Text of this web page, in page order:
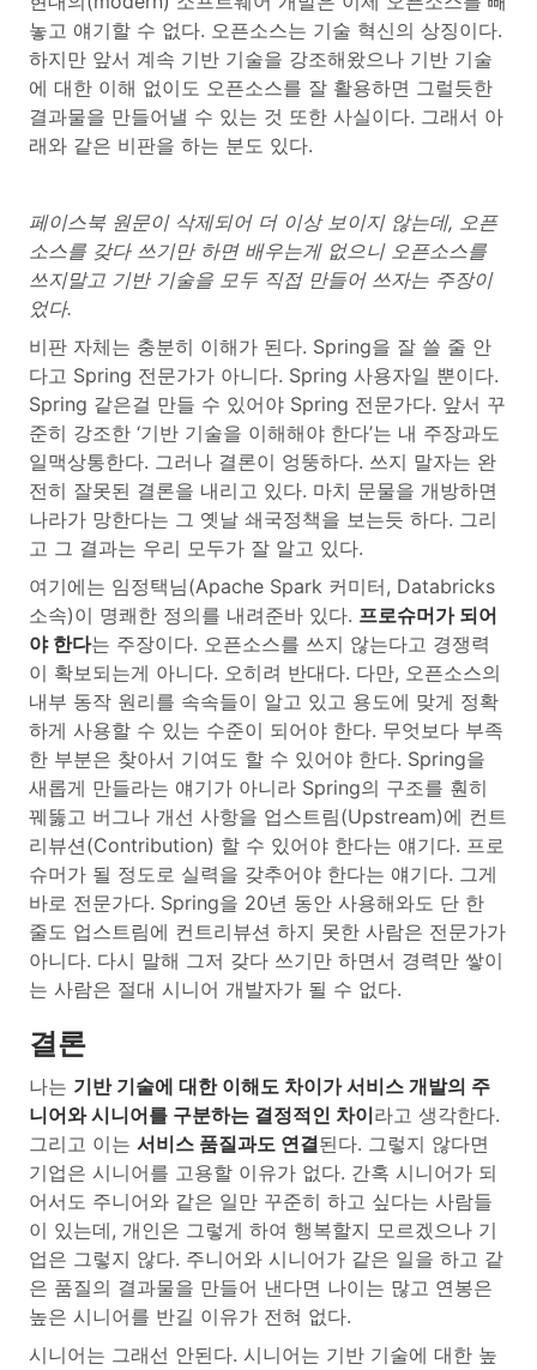
놓고 얘기할 수 없다. 오픈소스는 기술 혁신의 상징이다.
하지만 앞서 계속 기반 기술을 강조해왔으나 기반 기술
에 대한 이해 없이도 오픈소스를 잘 활용하면 그럴듯한
결과물을 만들어낼 수 있는 것 또한 사실이다. 그래서 아
래와 같은 비판을 하는 분도 있다.
페이스북 원문이 삭제되어 더 이상 보이지 않는데, 오픈
소스를 갖다 쓰기만 하면 배우는게 없으니 오픈소스를
쓰지말고 기반 기술을 모두 직접 만들어 쓰자는 주장이
었다.
비판 자체는 충분히 이해가 된다. Spring을 잘 쓸 줄 안
다고 Spring 전문가가 아니다. Spring 사용자일 뿐이다.
Spring 같은걸 만들 수 있어야 Spring 전문가다. 앞서 꾸
준히 강조한 ‘기반 기술을 이해해야 한다’는 내 주장과도
일맥상통한다. 그러나 결론이 엉뚱하다. 쓰지 말자는 완
전히 잘못된 결론을 내리고 있다. 마치 문물을 개방하면
나라가 망한다는 그 옛날 쇄국정책을 보는듯 하다. 그리
고 그 결과는 우리 모두가 잘 알고 있다.
여기에는 임정택님(Apache Spark 커미터, Databricks
소속)이 명쾌한 정의를 내려준바 있다. 프로슈머가 되어
야 한다는 주장이다. 오픈소스를 쓰지 않는다고 경쟁력
이 확보되는게 아니다. 오히려 반대다. 다만, 오픈소스의
내부 동작 원리를 속속들이 알고 있고 용도에 맞게 정확
하게 사용할 수 있는 수준이 되어야 한다. 무엇보다 부족
한 부분은 찾아서 기여도 할 수 있어야 한다. Spring을
새롭게 만들라는 얘기가 아니라 Spring의 구조를 훤히
꿰뚫고 버그나 개선 사항을 업스트림(Upstream)에 컨트
리뷰션(Contribution) 할 수 있어야 한다는 얘기다. 프로
슈머가 될 정도로 실력을 갖추어야 한다는 얘기다. 그게
바로 전문가다. Spring을 20년 동안 사용해와도 단 한
줄도 업스트림에 컨트리뷰션 하지 못한 사람은 전문가가
아니다. 다시 말해 그저 갖다 쓰기만 하면서 경력만 쌓이
는 사람은 절대 시니어 개발자가 될 수 없다.
결론
나는 기반 기술에 대한 이해도 차이가 서비스 개발의 주
니어와 시니어를 구분하는 결정적인 차이라고 생각한다.
그리고 이는 서비스 품질과도 연결된다. 그렇지 않다면
기업은 시니어를 고용할 이유가 없다. 간혹 시니어가 되
어서도 주니어와 같은 일만 꾸준히 하고 싶다는 사람들
이 있는데, 개인은 그렇게 하여 행복할지 모르겠으나 기
업은 그렇지 않다. 주니어와 시니어가 같은 일을 하고 같
은 품질의 결과물을 만들어 낸다면 나이는 많고 연봉은
높은 시니어를 반길 이유가 전혀 없다.
시니어는 그래선 안된다. 시니어는 기반 기술에 대한 높